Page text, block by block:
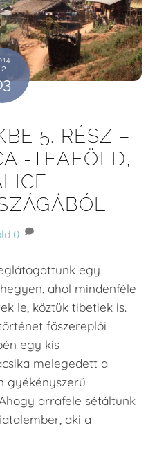
5. RÉSZ –
-TEAFÖLD,
0
egy
ahol mindenféle
le, köztük tibetiek is.
főszereplői
egy kis
melegedett a
gyékényszerű
arrafele sétáltunk
aki a